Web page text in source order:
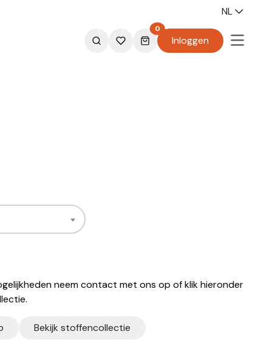
NL
0
Inloggen
neem contact met ons op of klik hieronder
Bekijk stoffencollectie